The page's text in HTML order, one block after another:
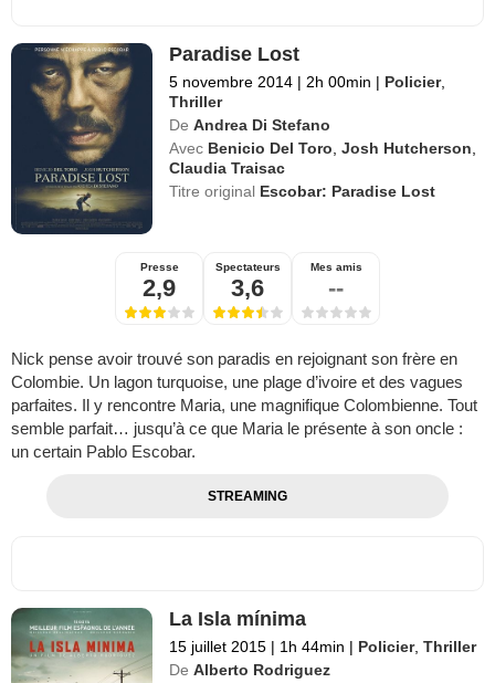
Paradise Lost
5 novembre 2014 | 2h 00min | Policier,
Thriller
De Andrea Di Stefano
Avec Benicio Del Toro ,Josh Hutcherson
Claudia Traisac
Titre original Escobar: Paradise Lost
Presse
2,9
Spectateurs
3,6
Mes amis
--
Nick pense avoir trouvé son paradis en rejoignant son frère en
Colombie. Un lagon turquoise, une plage d’ivoire et des vagues
parfaites. Il y rencontre Maria, une magnifique Colombienne. Tout
semble parfait… jusqu’à ce que Maria le présente à son oncle :
un certain Pablo Escobar.
STREAMING
La Isla mínima
15 juillet 2015 | 1h 44min | Policier,Thriller
De Alberto Rodriguez